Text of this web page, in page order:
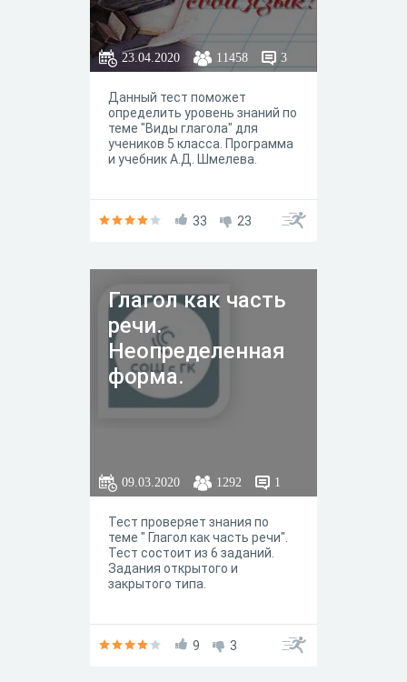
23.04.2020 11458 3
Данный тест поможет
определить уровень знаний по
теме "Виды глагола" для
учеников 5 класса. Программа
и учебник А.Д. Шмелева.
33 23
Глагол как часть
речи.
Неопределенная
форма.
09.03.2020 1292 1
Тест проверяет знания по
теме " Глагол как часть речи".
Тест состоит из 6 заданий.
Задания открытого и
закрытого типа.
9 3